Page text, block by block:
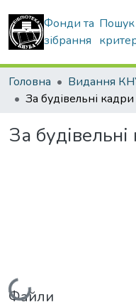
Фонди та
зібрання
Пошук
Головна Видання
За будівельні
За
Вантажиться...
Файли